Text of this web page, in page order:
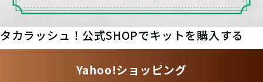
タカラッシュ！公式SHOPでキットを購入する
Yahoo!ショッピング